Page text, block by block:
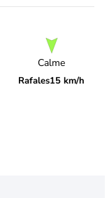
Calme
Rafales15 km/h